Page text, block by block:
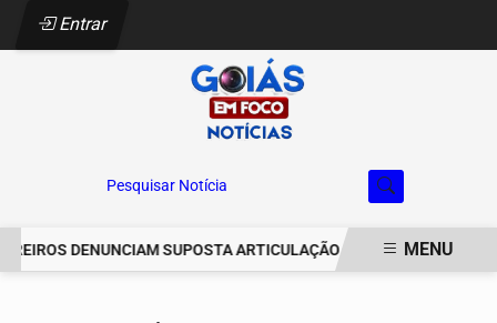
Entrar
Pesquisar Notícia
DENUNCIAM SUPOSTA ARTICULAÇÃO PARA INVASÕES DE
MENU